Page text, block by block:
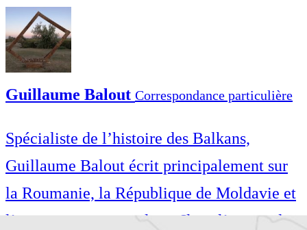
Guillaume Balout Correspondance particulière
Spécialiste de l’histoire des Balkans,
Guillaume Balout écrit principalement sur
la Roumanie, la République de Moldavie et
l’espace post-yougoslave. Il est l’auteur de